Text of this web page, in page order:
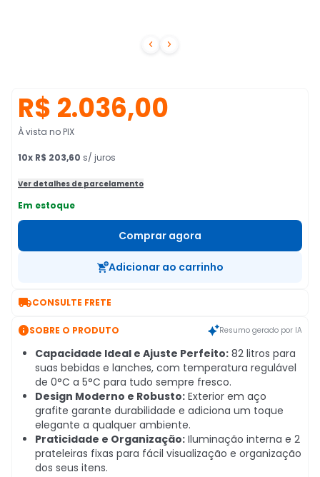
 
R$ 2.036,00
À vista no PIX
10x R$ 203,60 s/ juros
Ver detalhes de parcelamento
Em estoque
Comprar agora
Adicionar ao carrinho
CONSULTE FRETE
SOBRE O PRODUTO Resumo gerado por IA
Capacidade Ideal e Ajuste Perfeito: 82 litros para
suas bebidas e lanches, com temperatura regulável
de 0°C a 5°C para tudo sempre fresco.
Design Moderno e Robusto: Exterior em aço
grafite garante durabilidade e adiciona um toque
elegante a qualquer ambiente.
Praticidade e Organização: Iluminação interna e 2
prateleiras fixas para fácil visualização e organização
dos seus itens.